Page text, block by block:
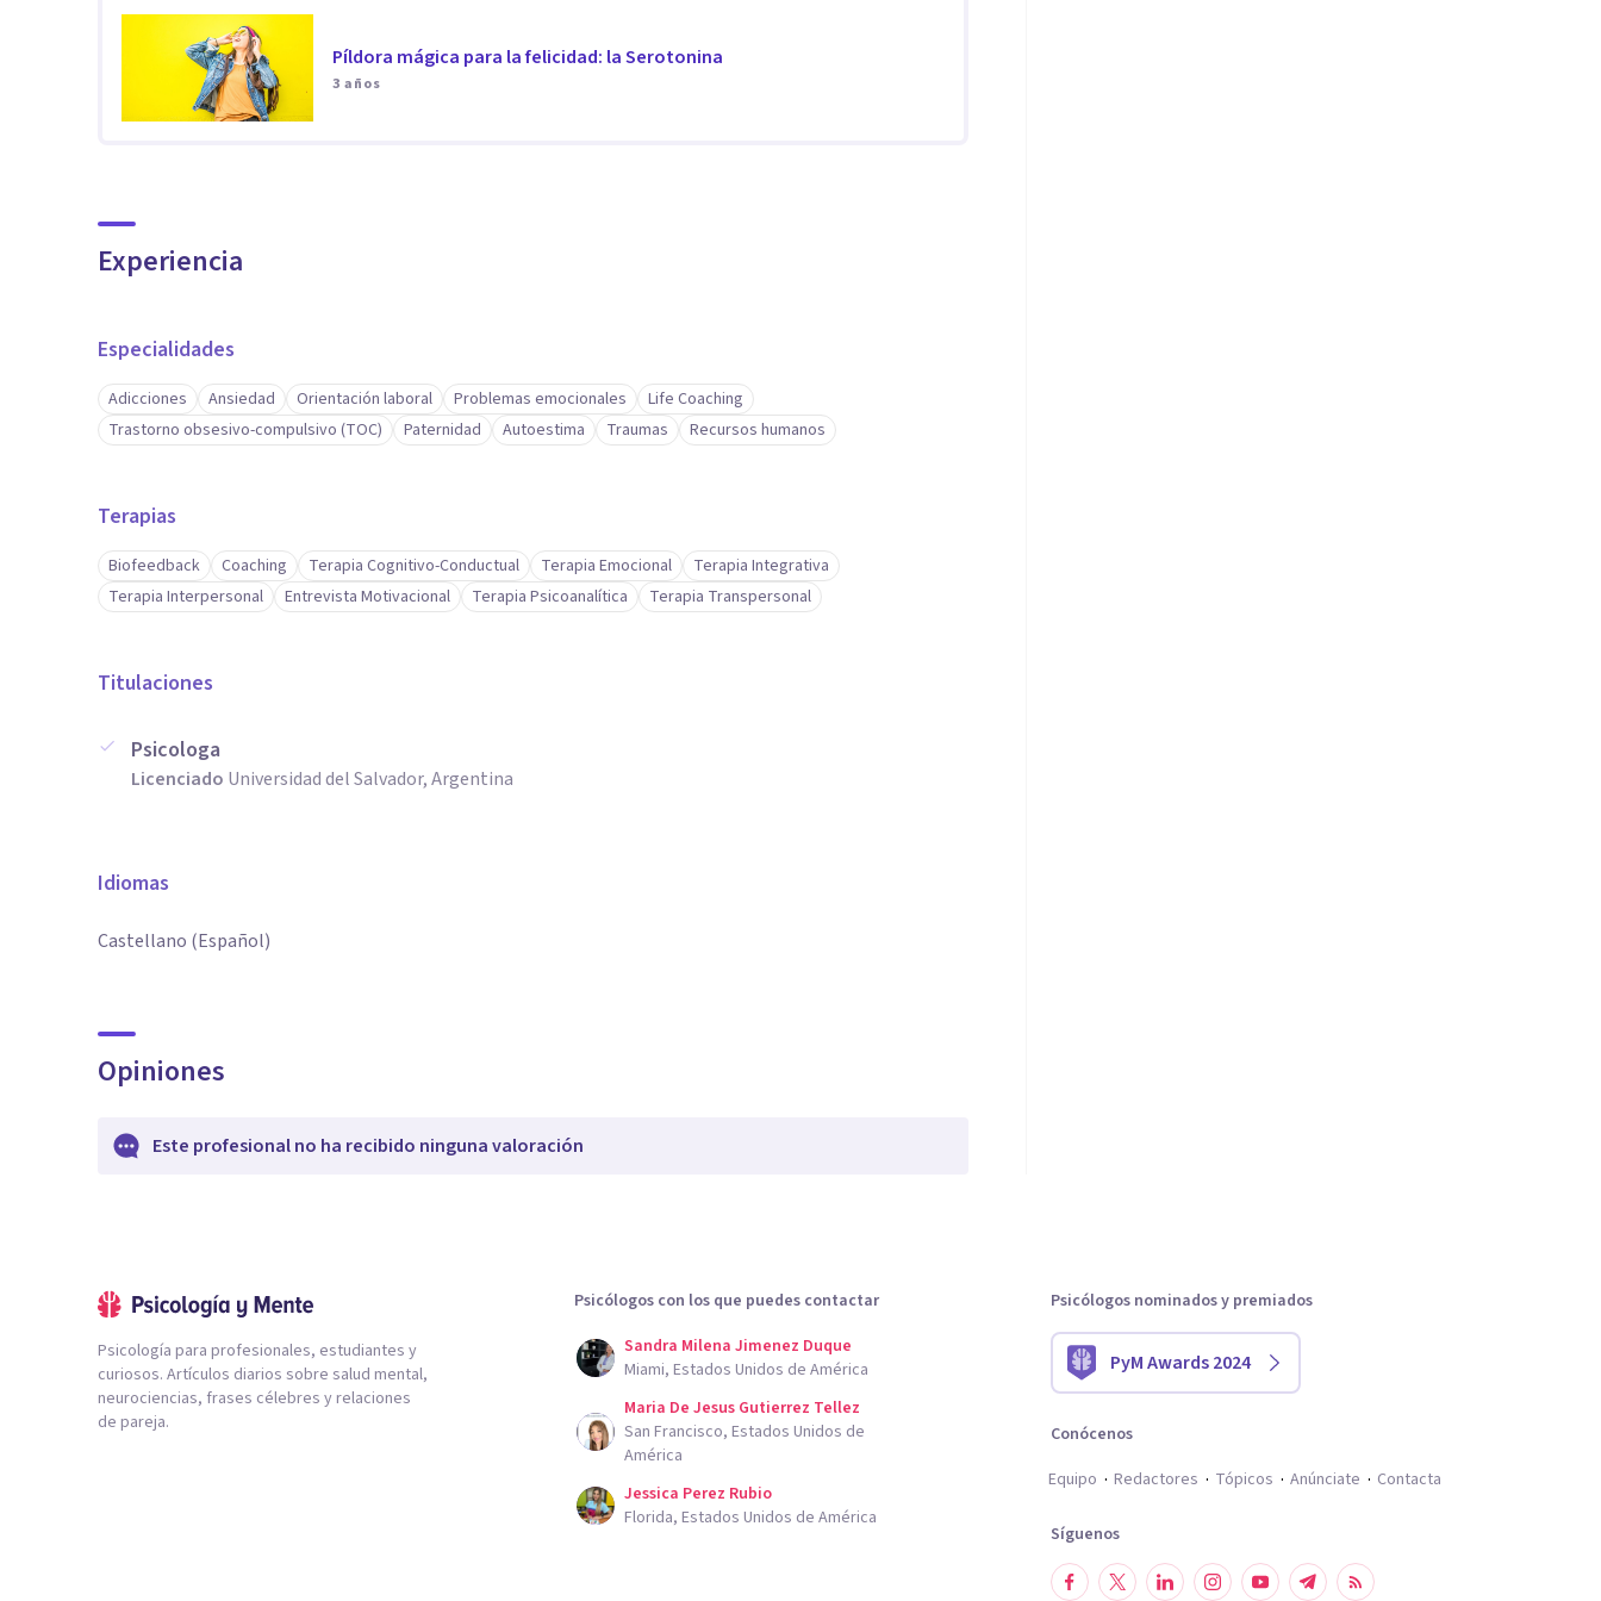
mi, logrando brindarle a mis pacientes los mejores abordajes dentro de la psicología.
Píldora mágica para la felicidad: la Serotonina
3 años
Experiencia
Especialidades
Adicciones Ansiedad Orientación laboral Problemas emocionales
Life Coaching
Trastorno obsesivo-compulsivo (TOC)
Paternidad Autoestima Traumas Recursos humanos
Terapias
Biofeedback Coaching Terapia Cognitivo-Conductual Terapia Emocional
Terapia Integrativa
Terapia Interpersonal
Entrevista Motivacional Terapia Psicoanalítica Terapia Transpersonal
Titulaciones
Psicologa
Licenciado Universidad del Salvador, Argentina
Idiomas
Castellano (Español)
Opiniones
Este profesional no ha recibido ninguna valoración
Psicología para profesionales, estudiantes y
curiosos. Artículos diarios sobre salud mental,
neurociencias, frases célebres y relaciones
de pareja.
Psicólogos con los que puedes contactar
Sandra Milena Jimenez Duque
Miami, Estados Unidos de América
Maria De Jesus Gutierrez Tellez
San Francisco, Estados Unidos de
América
Jessica Perez Rubio
Florida, Estados Unidos de América
Psicólogos nominados y premiados
PyM Awards 2024
Conócenos
Equipo
Redactores Tópicos Anúnciate Contacta
Síguenos